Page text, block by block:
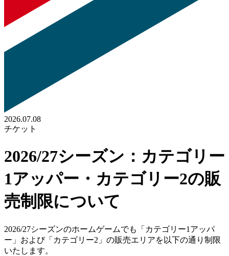
2026.07.08
チケット
2026/27シーズン：カテゴリー
1アッパー・カテゴリー2の販
売制限について
2026/27シーズンのホームゲームでも「カテゴリー1アッパ
ー」および「カテゴリー2」の販売エリアを以下の通り制限
いたします。